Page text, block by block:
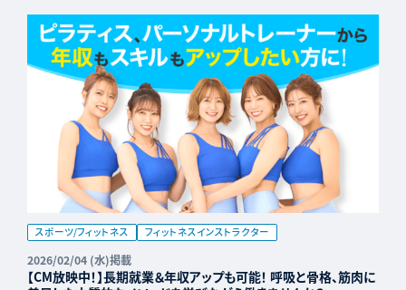
スポーツ/フィットネス フィットネスインストラクター
2026/02/04 (水)掲載
【CM放映中！】長期就業＆年収アップも可能！ 呼吸と骨格、筋肉に